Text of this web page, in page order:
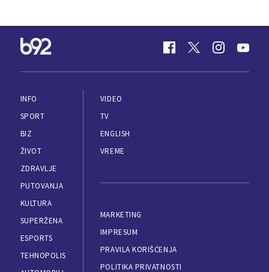
INFO
SPORT
BIZ
ŽIVOT
ZDRAVLJE
PUTOVANJA
KULTURA
SUPERŽENA
ESPORTS
TEHNOPOLIS
VIDEO
TV
ENGLISH
VREME
MARKETING
IMPRESUM
PRAVILA KORIŠĆENJA
POLITIKA PRIVATNOSTI